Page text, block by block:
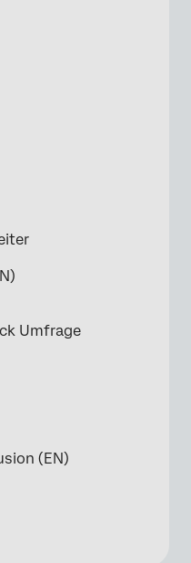
Umfrage
(EN)